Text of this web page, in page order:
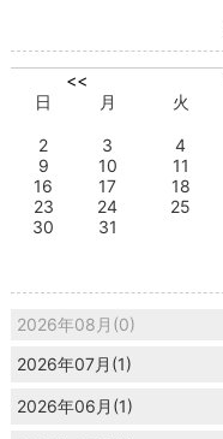
<<
日
月 火
2
3 4
9
10 11
16
17 18
23
24 25
30
31
2026年08月(0)
2026年07月(1)
2026年06月(1)